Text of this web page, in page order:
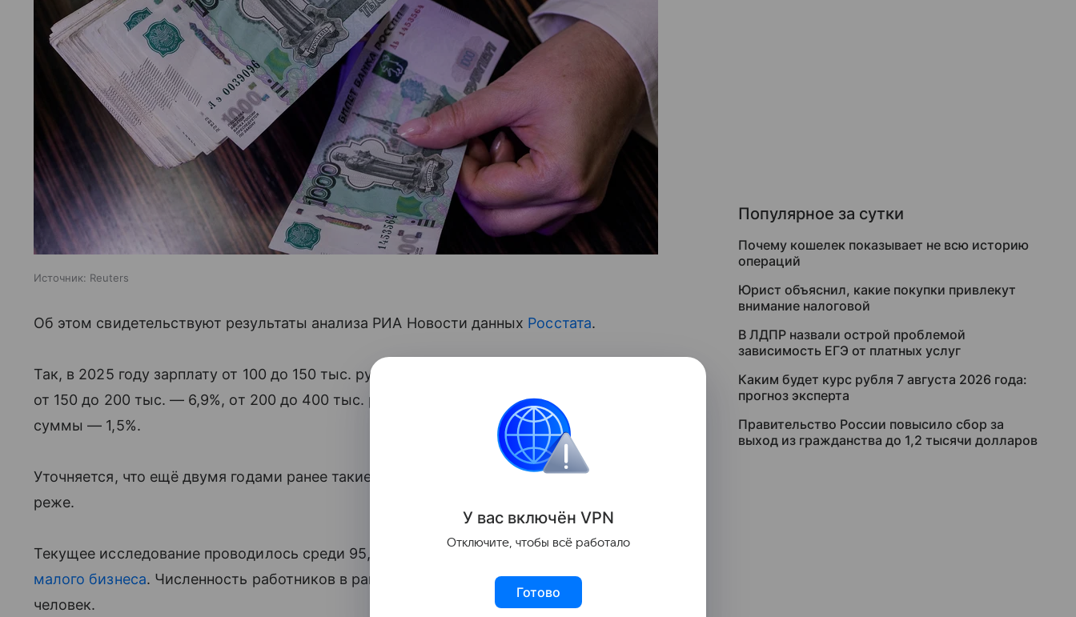
Источник: Reuters
Об этом свидетельствуют результаты анализа РИА Новости данных Росстата.
Так, в 2025 году зарплату от 100 до 150 тыс. рублей получали 17,2% работников,
от 150 до 200 тыс. — 6,9%, от 200 до 400 тыс. рублей — 6,3%, а больше этой
суммы — 1,5%.
Уточняется, что ещё двумя годами ранее такие зарплаты встречались почти вдвое
реже.
Текущее исследование проводилось среди 95,4 тыс. организаций за исключением
малого бизнеса. Численность работников в рамках исследования составила 28,4 млн
человек.
Популярное за сутки
Почему кошелек показывает не всю историю
операций
Юрист объяснил, какие покупки привлекут
внимание налоговой
В ЛДПР назвали острой проблемой
зависимость ЕГЭ от платных услуг
Каким будет курс рубля 7 августа 2026 года:
прогноз эксперта
Правительство России повысило сбор за
выход из гражданства до 1,2 тысячи долларов
У вас включён VPN
Отключите, чтобы всё работало
Готово